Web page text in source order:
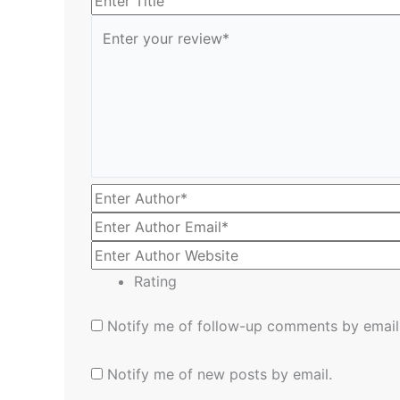
Rating
Notify me of follow-up comments by
Notify me of new posts by email.